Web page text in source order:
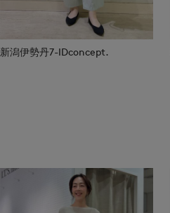
新潟伊勢丹7-IDconcept.